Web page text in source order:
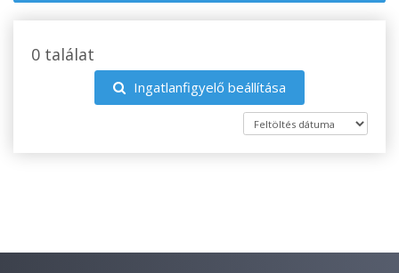
0 találat
Ingatlanfigyelő beállítása